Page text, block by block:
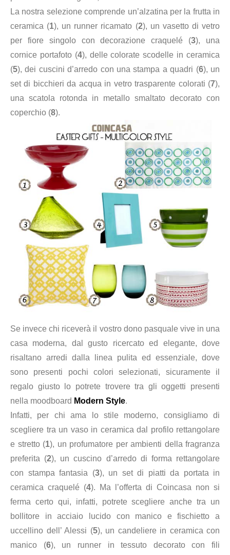
La nostra selezione comprende un’alzatina per la frutta in
ceramica (1), un runner ricamato (2), un vasetto di vetro
per fiore singolo con decorazione craquelé (3), una
cornice portafoto (4), delle colorate scodelle in ceramica
(5), dei cuscini d’arredo con una stampa a quadri (6), un
set di bicchieri da acqua in vetro trasparente colorati (7),
una scatola rotonda in metallo smaltato decorato con
coperchio (8).
Se invece chi riceverà il vostro dono pasquale vive in una
casa moderna, dal gusto ricercato ed elegante, dove
risaltano arredi dalla linea pulita ed essenziale, dove
sono presenti pochi colori selezionati, sicuramente il
regalo giusto lo potrete trovere tra gli oggetti presenti
nella moodboard Modern Style.
Infatti, per chi ama lo stile moderno, consigliamo di
scegliere tra un vaso in ceramica dal profilo rettangolare
e stretto(1), un profumatore per ambienti della fragranza
preferita (2), un cuscino d’arredo di forma rettangolare
con stampa fantasia (3), un set di piatti da portata in
ceramica craquelé (4). Ma l’offerta di Coincasa non si
ferma certo qui, infatti, potrete scegliere anche tra un
bollitore in acciaio lucido con manico e fischietto a
uccellino dell’ Alessi (5), un candeliere in ceramica con
manico (6), un runner in tessuto decorato con fili